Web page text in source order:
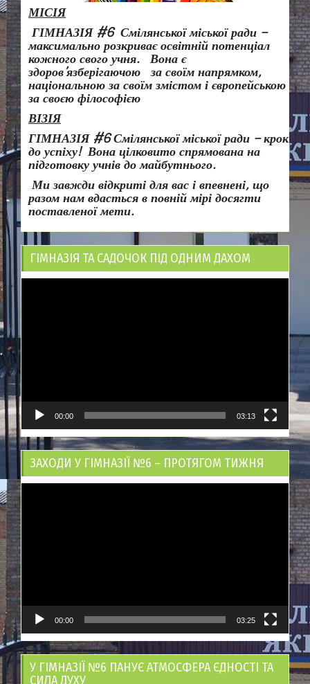
МІСІЯ
ГІМНАЗІЯ #6 Смілянської міської ради –
максимально розкриває освітній потенціал
кожного свого учня.
Вона є
здоров’язберігаючою за своїм напрямком,
національною за своїм змістом і європейською
за своєю філософією
ВІЗІЯ
ГІМНАЗІЯ #6 Смілянської міської ради – крок
до успіху! Вона цілковито спрямована на
підготовку учнів до майбутнього.
Ми завжди відкриті для вас і впевнені, що
разом нам вдасться в повній мірі досягти
поставленої мети.
ГІМНАЗІЯ ТА САДОЧОК ПІД ОДНИМ ДАХОМ
00:00 03:13
ЗАХОДИ У ГІМНАЗІЇ №6 – ПРОТЯГОМ ТИЖНЯ
00:00 03:25
У ГІМНАЗІЇ №6 ПАНУЄ АТМОСФЕРА ЄДНОСТІ ТА
СИЛА ДУХУ